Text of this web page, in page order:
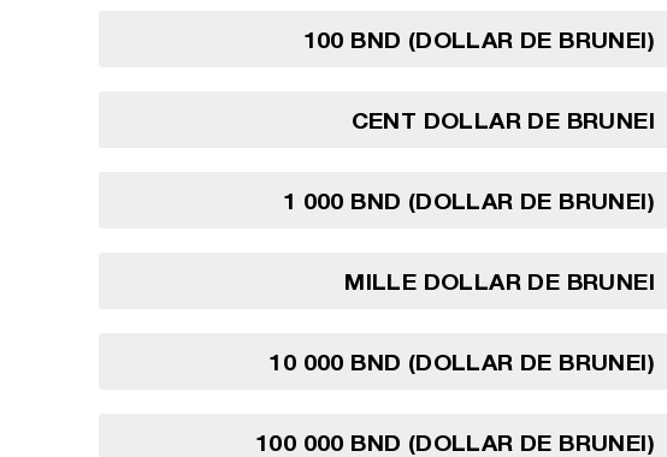
100 BND (DOLLAR DE BRUNEI)
CENT DOLLAR DE BRUNEI
1 000 BND (DOLLAR DE BRUNEI)
MILLE DOLLAR DE BRUNEI
10 000 BND (DOLLAR DE BRUNEI)
100 000 BND (DOLLAR DE BRUNEI)